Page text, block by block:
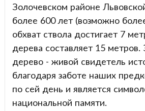
Золочевском районе
более 600 лет (возможно
обхват ствола достигает 7
дерева составляет 15 метров.
дерево - живой свидетель
благодаря заботе наших
по сей день и является
национальной памяти.